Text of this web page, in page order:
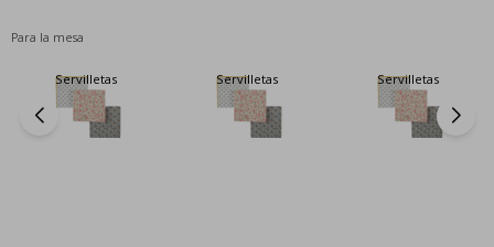
Para la mesa
Servilletas Servilletas Servilletas